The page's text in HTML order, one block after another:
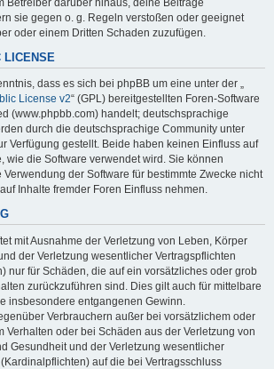
sie gegen o. g. Regeln verstoßen oder geeignet
oder einem Dritten Schaden zuzufügen.
LICENSE
dass es sich bei phpBB um eine unter der „
License v2“ (GPL) bereitgestellten Foren-Software
(www.phpbb.com) handelt; deutschsprachige
durch die deutschsprachige Community unter
Verfügung gestellt. Beide haben keinen Einfluss auf
wie die Software verwendet wird. Sie können
der Software für bestimmte Zwecke nicht
Inhalte fremder Foren Einfluss nehmen.
mit Ausnahme der Verletzung von Leben, Körper
der Verletzung wesentlicher Vertragspflichten
nur für Schäden, die auf ein vorsätzliches oder grob
zurückzuführen sind. Dies gilt auch für mittelbare
insbesondere entgangenen Gewinn.
Verbrauchern außer bei vorsätzlichem oder
Verhalten oder bei Schäden aus der Verletzung von
Gesundheit und der Verletzung wesentlicher
auf die bei Vertragsschluss